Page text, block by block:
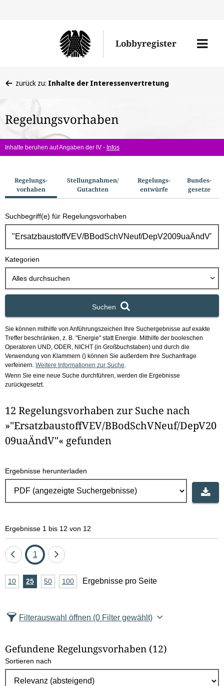
den
Lobbyregister
Menü
befinden
hier:
zurück zu: Inhalte der Interessenvertretung
Regelungsvorhaben
Inhalte beruhen auf Angaben der IV - Infos
u
c
h
o
Regelungs­
vorhaben
Stellungnahmen/​
Gutachten
Regelungs­
entwürfe
Bundes­
gesetze
Suchbegriff(e) für Regelungsvorhaben
Kategorien
Alles durchsuchen
Suchen
Sie können mithilfe von Anführungszeichen Ihre Suchergebnisse auf exakte
Treffer beschränken, z. B. "Energie" statt Energie. Mithilfe der booleschen
Operatoren UND, ODER, NICHT (in Großbuchstaben) und durch die
Verwendung von Klammern () können Sie außerdem Ihre Suchanfrage
verfeinern. Weitere Informationen zur Suche
Wenn Sie eine neue Suche durchführen, werden die Ergebnisse
zurückgesetzt.
12 Regelungsvorhaben zur Suche nach
»"ErsatzbaustoffVEV/BBodSchVNeuf/DepV20
09uaÄndV"« gefunden
Ergebnisse herunterladen
Ergebnisse 1 bis 12 von 12
Eine
zurück
Seite
1
Eine
vor
A
z
l
E
10Ergebnisse
25Ergebnisse
50Ergebnisse
100Ergebnisse
Ergebnisse pro Seite
Filterauswahl öffnen (0 Filter gewählt)
Gefundene Regelungsvorhaben (12)
Sortieren nach